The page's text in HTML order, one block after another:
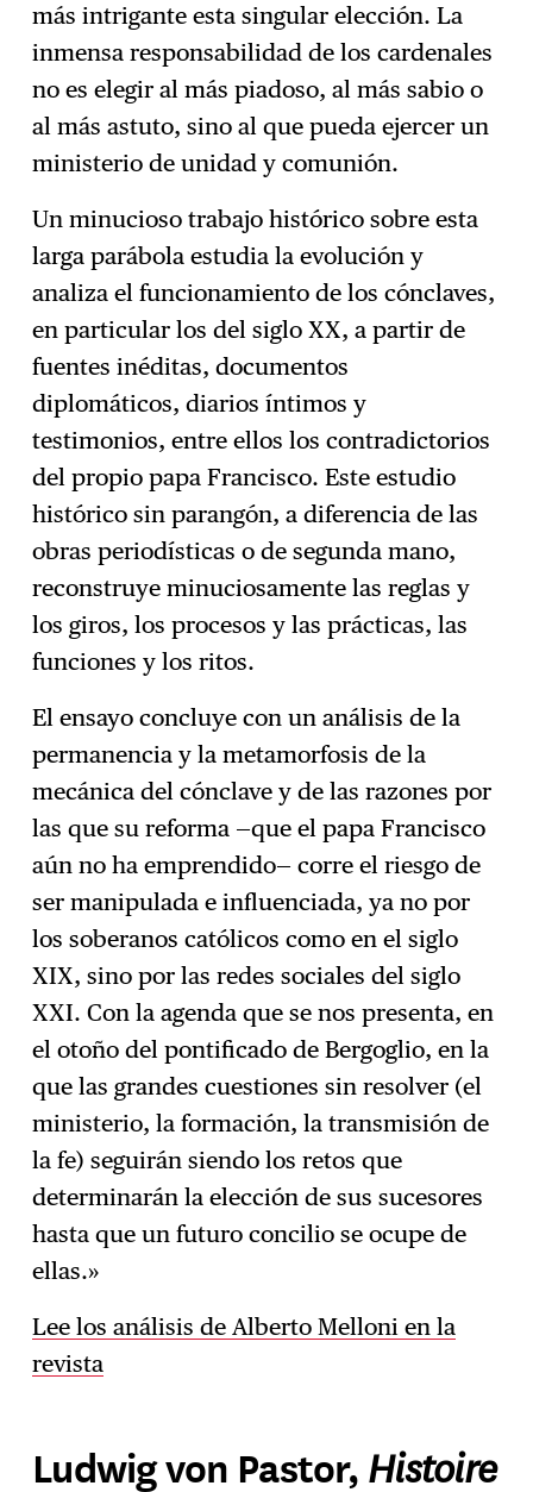
más intrigante esta singular elección. La
inmensa responsabilidad de los cardenales
no es elegir al más piadoso, al más sabio o
al más astuto, sino al que pueda ejercer un
ministerio de unidad y comunión.
Un minucioso trabajo histórico sobre esta
larga parábola estudia la evolución y
analiza el funcionamiento de los cónclaves,
en particular los del siglo XX, a partir de
fuentes inéditas, documentos
diplomáticos, diarios íntimos y
testimonios, entre ellos los contradictorios
del propio papa Francisco. Este estudio
histórico sin parangón, a diferencia de las
obras periodísticas o de segunda mano,
reconstruye minuciosamente las reglas y
los giros, los procesos y las prácticas, las
funciones y los ritos.
El ensayo concluye con un análisis de la
permanencia y la metamorfosis de la
mecánica del cónclave y de las razones por
las que su reforma —que el papa Francisco
aún no ha emprendido— corre el riesgo de
ser manipulada e influenciada, ya no por
los soberanos católicos como en el siglo
XIX, sino por las redes sociales del siglo
XXI. Con la agenda que se nos presenta, en
el otoño del pontificado de Bergoglio, en la
que las grandes cuestiones sin resolver (el
ministerio, la formación, la transmisión de
la fe) seguirán siendo los retos que
determinarán la elección de sus sucesores
hasta que un futuro concilio se ocupe de
ellas.»
Lee los análisis de Alberto Melloni en la
revista
Ludwig von Pastor,Histoire